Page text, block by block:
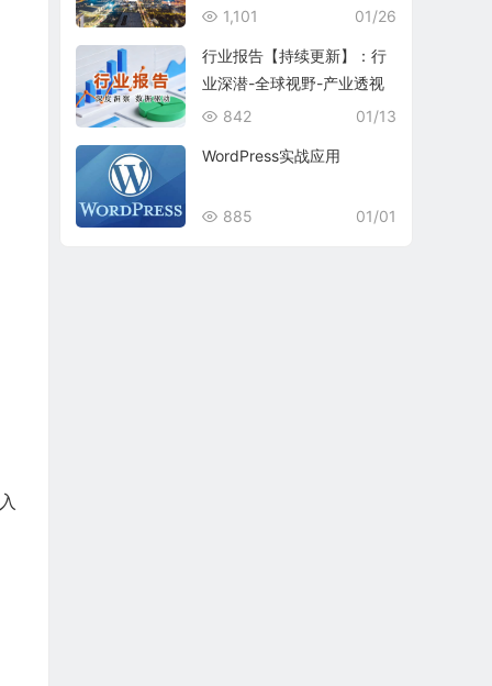
01/26
1,101
行业报告【持续更新】：行
业深潜-全球视野-产业透视
01/13
842
WordPress实战应用
01/01
885